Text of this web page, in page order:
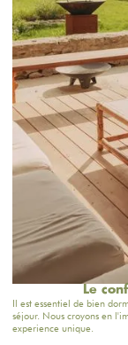
Le
Il est essentiel de bien
séjour. Nous croyons en
experience unique.